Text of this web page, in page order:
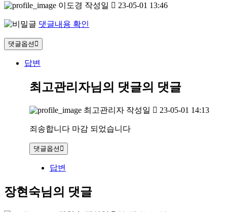
이도경 작성일 23-05-01 13:46
댓글내용 확인
댓글옵션
답변
최고관리자님의 댓글의 댓글
최고관리자 작성일 23-05-01 14:13
죄송합니다 마감 되었습니다
댓글옵션
답변
장현숙님의 댓글